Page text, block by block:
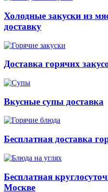
Холодные закуски из
доставку
Доставка горячих
Вкусные супы доставка
Бесплатная доставка
Бесплатная
Москве